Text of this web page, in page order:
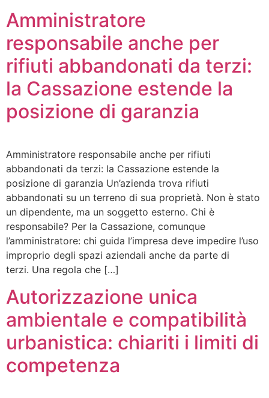
Amministratore
responsabile anche per
rifiuti abbandonati da terzi:
la Cassazione estende la
posizione di garanzia
Amministratore responsabile anche per rifiuti
abbandonati da terzi: la Cassazione estende la
posizione di garanzia Un’azienda trova rifiuti
abbandonati su un terreno di sua proprietà. Non è stato
un dipendente, ma un soggetto esterno. Chi è
responsabile? Per la Cassazione, comunque
l’amministratore: chi guida l’impresa deve impedire l’uso
improprio degli spazi aziendali anche da parte di
terzi. Una regola che […]
Autorizzazione unica
ambientale e compatibilità
urbanistica: chiariti i limiti di
competenza